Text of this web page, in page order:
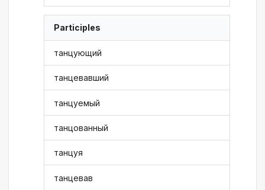
Participles
танцующий
танцевавший
танцуемый
танцованный
танцуя
танцевав